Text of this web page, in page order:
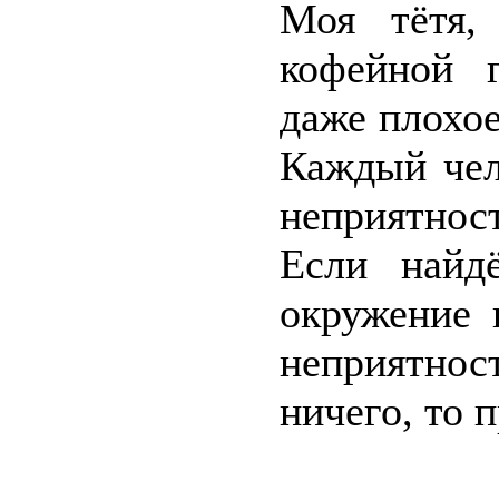
Моя
кофейной
даже
Каждый
Если
окружение
ничего, то